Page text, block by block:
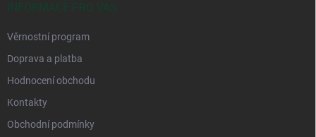
INFORMACE PRO VÁS
Věrnostní program
Doprava a platba
Hodnocení obchodu
Kontakty
Obchodní podmínky